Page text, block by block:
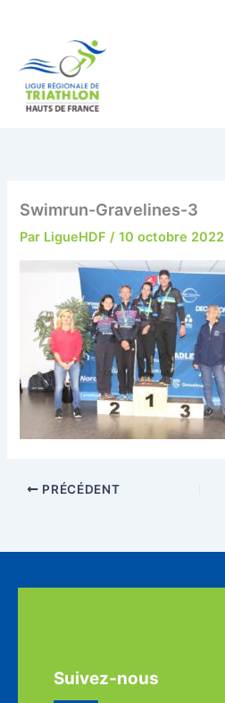
Swimrun-Gravelines-3
Par LigueHDF/10 octobre 2022
PRÉCÉDENT
Suivez-nous